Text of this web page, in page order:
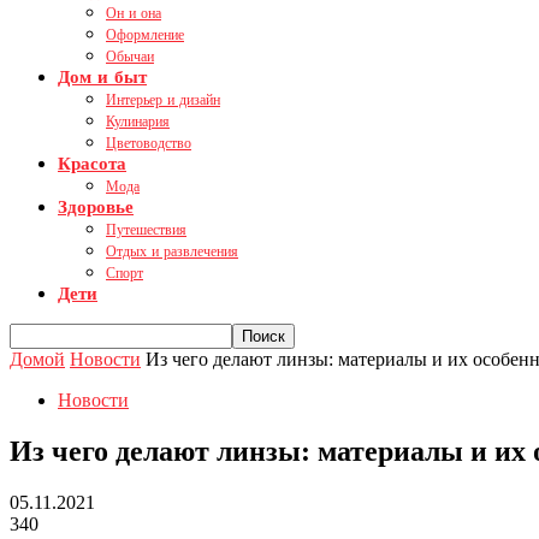
Он и она
Оформление
Обычаи
Дом и быт
Интерьер и дизайн
Кулинария
Цветоводство
Красота
Мода
Здоровье
Путешествия
Отдых и развлечения
Спорт
Дети
Домой Новости Из чего делают линзы: материалы и их
Новости
Из чего делают линзы: материалы и их
05.11.2021
340